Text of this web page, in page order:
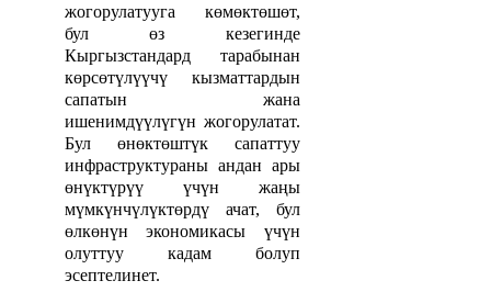
жогорулатууга көмөктөшөт,
бул өз кезегинде
Кыргызстандард тарабынан
көрсөтүлүүчү кызматтардын
сапатын жана
ишенимдүүлүгүн жогорулатат.
Бул өнөктөштүк сапаттуу
инфраструктураны андан ары
өнүктүрүү үчүн жаңы
мүмкүнчүлүктөрдү ачат, бул
өлкөнүн экономикасы үчүн
олуттуу кадамболуп
эсептелинет.